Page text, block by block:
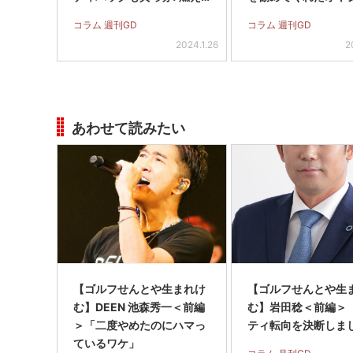
コラム 週刊GD
2024.1.26
コラム 週刊GD
あわせて読みたい
【ゴルフせんとや生まれけ
む】DEEN 池森秀一＜前編
＞「二度やめたのにハマっ
ているワケ」
【ゴルフせんとや生
む】岩田稔＜前編＞
ティ転向を決断しま